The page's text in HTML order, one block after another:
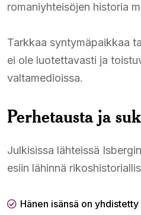
romaniyhteisöjen historia
Tarkkaa syntymäpaikkaa
ei ole luotettavasti ja
valtamedioissa.
Perhetausta ja
Julkisissa lähteissä
esiin lähinnä
Hänen isänsä on